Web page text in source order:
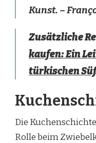
Kunst. –
Zusätzliche
kaufen: Ein
türkischen
Die
Rolle beim